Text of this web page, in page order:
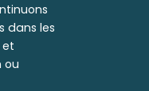
dans les
ou